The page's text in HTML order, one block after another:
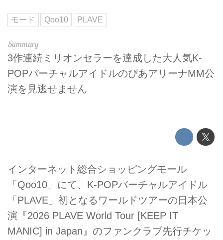
モード Qoo10 PLAVE
3作連続ミリオンセラーを達成した大人気K-
POPバーチャルアイドルのぴあアリーナMM公
演を見逃せません
インターネット総合ショッピングモール
「Qoo10」にて、K-POPバーチャルアイドル
「PLAVE」初となるワールドツアーの日本公
演『2026 PLAVE World Tour [KEEP IT
MANIC] in Japan』のファンクラブ先行チケッ